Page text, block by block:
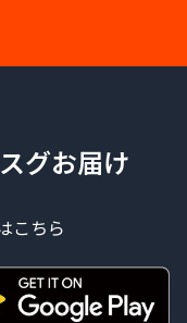
グお届け
こちら